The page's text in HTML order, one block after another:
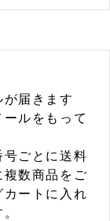
が届きます
ルをもって
号ごとに送料
複数商品をご
ートに入れ